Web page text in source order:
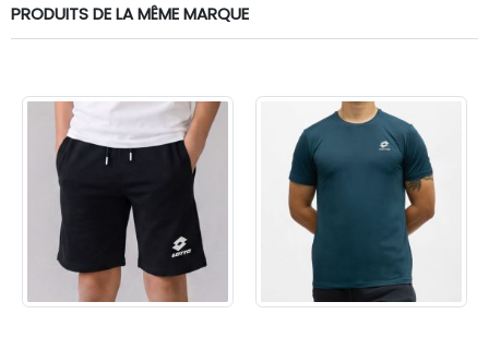
PRODUITS DE LA MÊME MARQUE